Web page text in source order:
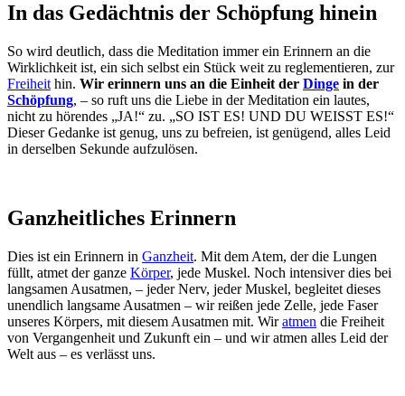
In das Gedächtnis der Schöpfung hinein
So wird deutlich, dass die Meditation immer ein Erinnern an die
Wirklichkeit ist, ein sich selbst ein Stück weit zu reglementieren, zur
Freiheit hin. Wir erinnern uns an die Einheit der Dinge in der
Schöpfung, – so ruft uns die Liebe in der Meditation ein lautes,
nicht zu hörendes „JA!“ zu. „SO IST ES! UND DU WEISST ES!“
Dieser Gedanke ist genug, uns zu befreien, ist genügend, alles Leid
in derselben Sekunde aufzulösen.
Ganzheitliches Erinnern
Dies ist ein Erinnern in Ganzheit. Mit dem Atem, der die Lungen
füllt, atmet der ganze Körper, jede Muskel. Noch intensiver dies bei
langsamen Ausatmen, – jeder Nerv, jeder Muskel, begleitet dieses
unendlich langsame Ausatmen – wir reißen jede Zelle, jede Faser
unseres Körpers, mit diesem Ausatmen mit. Wiratmen die Freiheit
von Vergangenheit und Zukunft ein – und wir atmen alles Leid der
Welt aus – es verlässt uns.